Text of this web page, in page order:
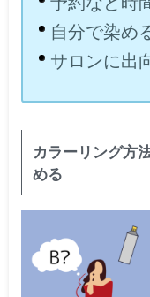
自分で染め
サロンに出
カラーリング方
める